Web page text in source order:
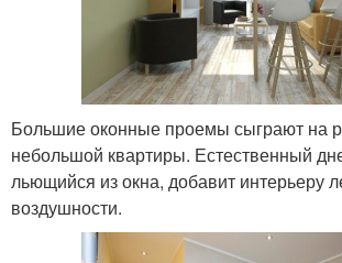
Большие оконные проемы сыграют на
небольшой квартиры. Естественный
льющийся из окна, добавит интерьеру
воздушности.